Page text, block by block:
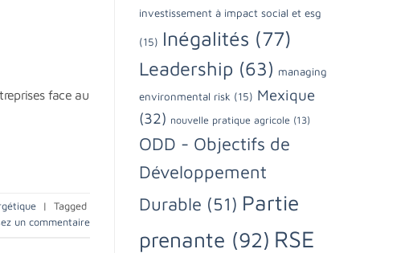
face au
|
Tagged
un commentaire
investissement à impact social et esg
(15) Inégalités (77)
Leadership (63) managing
environmental risk (15) Mexique
(32) nouvelle pratique agricole (13)
ODD - Objectifs de
Développement
Durable (51) Partie
prenante (92) RSE